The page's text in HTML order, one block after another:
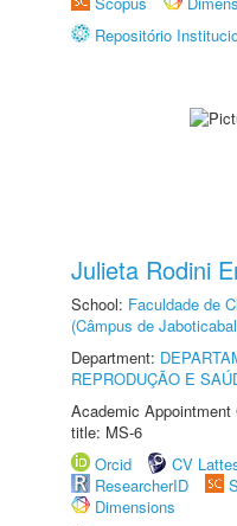
Repositório
Julieta Rodini
School: Faculdade de
(Câmpus de
Department:
REPRODUÇÃO E
Academic
title: MS-6
Orcid
CV
ResearcherID
Dimensions